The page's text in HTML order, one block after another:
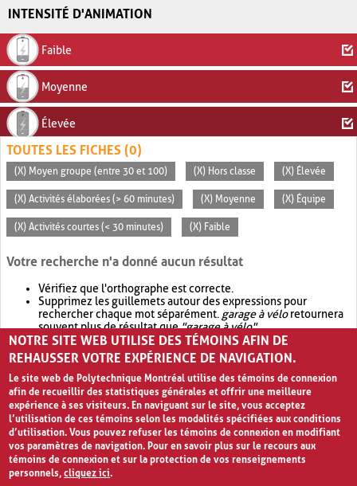
INTENSITÉ D'ANIMATION
Faible
Moyenne
Élevée
TOUTES LES FICHES (0)
(X) Moyen groupe (entre 30 et 100) (X) Hors classe (X) Élevée
(X) Activités élaborées (> 60 minutes) (X) Moyenne (X) Équipe
(X) Activités courtes (< 30 minutes) (X) Faible
Votre recherche n'a donné aucun résultat
Vérifiez que l'orthographe est correcte.
Supprimez les guillemets autour des expressions pour
rechercher chaque mot séparément. garage à véloretournera
souvent plus de résultat que"garage à vélo".
Envisagez d'élargir votre recherche avec OR.garage OR vélo
retournera souvent plus de résultat quegarage à vélo
NOTRE SITE WEB UTILISE DES TÉMOINS AFIN DE
REHAUSSER VOTRE EXPÉRIENCE DE NAVIGATION.
Le site web de Polytechnique Montréal utilise des témoins de connexion
afin de recueillir des statistiques générales et offrir une meilleure
expérience à ses visiteurs. En naviguant sur le site, vous acceptez
l’utilisation de ces témoins selon les modalités spécifiées aux conditions
d’utilisation. Vous pouvez refuser les témoins de connexion en modifiant
vos paramètres de navigation. Pour en savoir plus sur le recours aux
témoins de connexion et sur la protection de vos renseignements
personnels,cliquez ici.